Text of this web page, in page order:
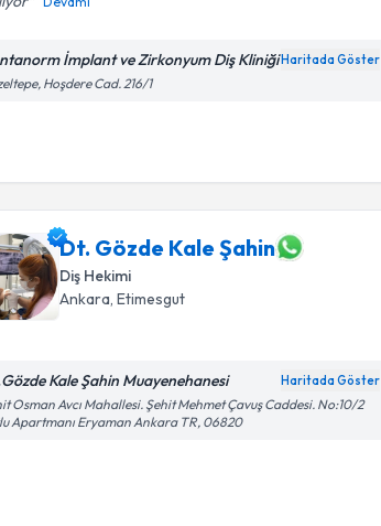
İmplant ve Zirkonyum Diş KliniğiHaritada Göster
Hoşdere Cad. 216/1
Dt. Gözde Kale Şahin
Diş Hekimi
Ankara, Etimesgut
Kale Şahin Muayenehanesi Haritada Göster
Osman Avcı Mahallesi. Şehit Mehmet Çavuş Caddesi. No:10/2
Apartmanı Eryaman Ankara TR, 06820